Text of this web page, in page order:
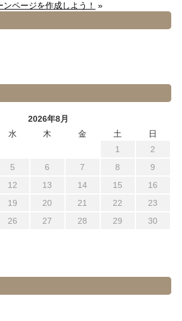
ページを作成しよう！
»
2026年8月
水 木 金 土
日
1
2
5 6 7 8
9
12 13 14 15
16
19 20 21 22
23
26 27 28 29
30